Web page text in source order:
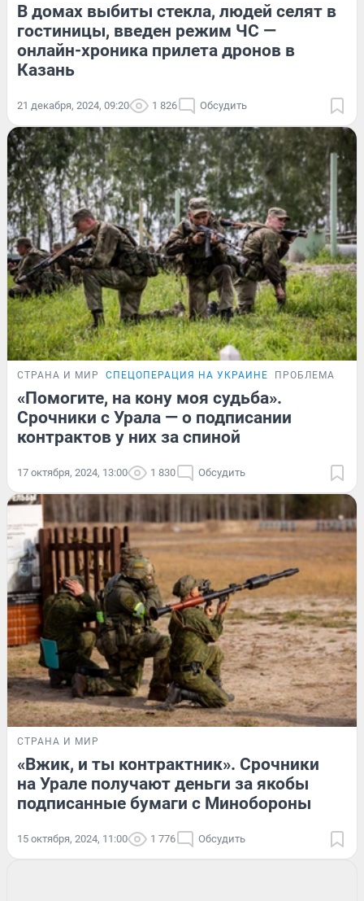
В домах выбиты стекла, людей селят в
гостиницы, введен режим ЧС —
онлайн-хроника прилета дронов в
Казань
21 декабря, 2024, 09:20 1 826 Обсудить
СТРАНА И МИР СПЕЦОПЕРАЦИЯ НА УКРАИНЕ ПРОБЛЕМА
«Помогите, на кону моя судьба».
Срочники с Урала — о подписании
контрактов у них за спиной
17 октября, 2024, 13:00 1 830 Обсудить
СТРАНА И МИР
«Вжик, и ты контрактник». Срочники
на Урале получают деньги за якобы
подписанные бумаги с Минобороны
15 октября, 2024, 11:00 1 776 Обсудить